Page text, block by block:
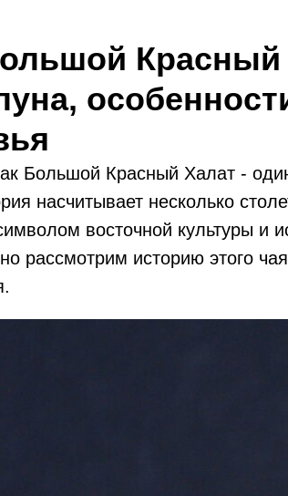
Красный
Большой Красный Халат -
насчитывает несколько
восточной культуры и
рассмотрим историю этого